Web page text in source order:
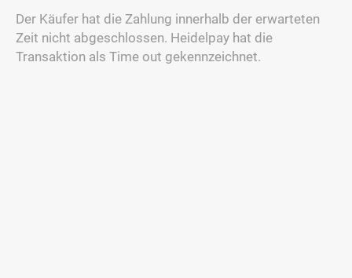
Der Käufer hat die Zahlung innerhalb der erwarteten
Zeit nicht abgeschlossen. Heidelpay hat die
Transaktion als Time out gekennzeichnet.